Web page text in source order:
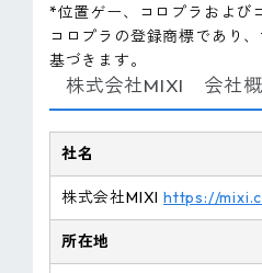
*位置ゲー、コロプラおよび
コロプラの登録商標であり
基づきます。
株式会社MIXI 会社
社名
株式会社MIXIhttps://
所在地